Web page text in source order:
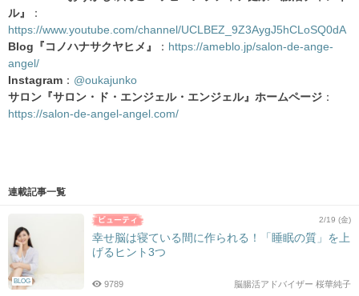
ル』
：
https://www.youtube.com/channel/UCLBEZ_9Z3AygJ5hCLoSQ0dA
Blog『コノハナサクヤヒメ』
： https://ameblo.jp/salon-de-ange-
angel/
Instagram ： @oukajunko
サロン『サロン・ド・エンジェル・エンジェル』ホームページ ：
https://salon-de-angel-angel.com/
連載記事一覧
BLOG
2/19 (金)
幸せ脳は寝ている間に作られる！「睡眠の質」を上
げるヒント3つ
脳腸活アドバイザー 桜華純子
9789